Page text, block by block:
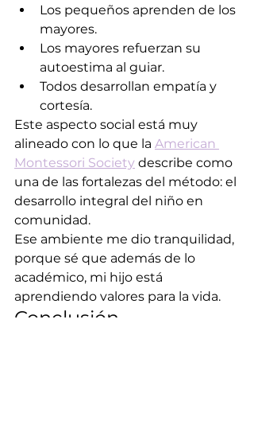
Los pequeños aprenden de los
mayores.
Los mayores refuerzan su
autoestima al guiar.
Todos desarrollan empatía y
cortesía.
Este aspecto social está muy
alineado con lo que la American
Montessori Society describe como
una de las fortalezas del método: el
desarrollo integral del niño en
comunidad.
Ese ambiente me dio tranquilidad,
porque sé que además de lo
académico, mi hijo está
aprendiendo valores para la vida.
Conclusión